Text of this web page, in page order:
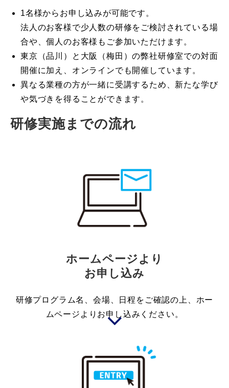
1名様からお申し込みが可能です。
法人のお客様で少人数の研修をご検討されている場
合や、個人のお客様もご参加いただけます。
東京（品川）と大阪（梅田）の弊社研修室での対面
開催に加え、オンラインでも開催しています。
異なる業種の方が一緒に受講するため、新たな学び
や気づきを得ることができます。
研修実施までの流れ
ホームページより
お申し込み
研修プログラム名、会場、日程をご確認の上、ホー
ムページよりお申し込みください。